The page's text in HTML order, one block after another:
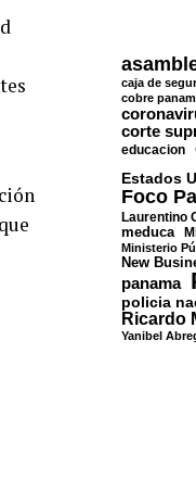
caja de
cobre
corte
educacion
Estados
Foco
Laurentino
meduca
Ministerio
New
panama
policia
Ricardo
Yanibel